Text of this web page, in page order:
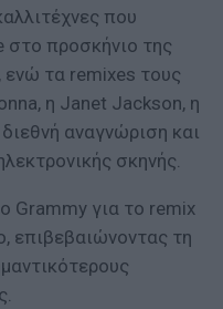
που
στο προσκήνιο της
ενώ τα remixes τους
η Janet Jackson, η
αναγνώριση και
σκηνής.
Grammy για το remix
επιβεβαιώνοντας τη